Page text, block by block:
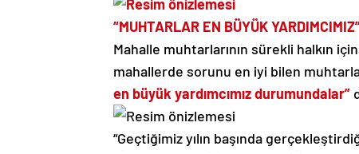
“MUHTARLAR EN BÜYÜK
Mahalle muhtarlarının sürekli halkın
mahallerde sorunu en iyi bilen
en büyük yardımcımız durumundalar”
“Geçtiğimiz yılın başında